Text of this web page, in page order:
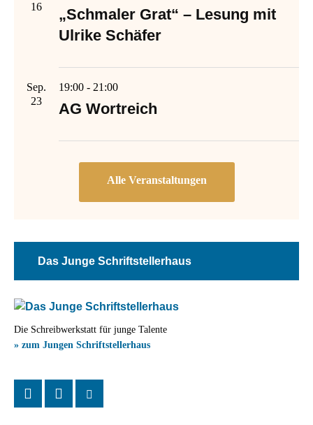
16
„Schmaler Grat“ – Lesung mit
Ulrike Schäfer
Sep.
23
19:00 - 21:00
AG Wortreich
Das Junge Schriftstellerhaus
Die Schreibwerkstatt für junge Talente
» zum Jungen Schriftstellerhaus